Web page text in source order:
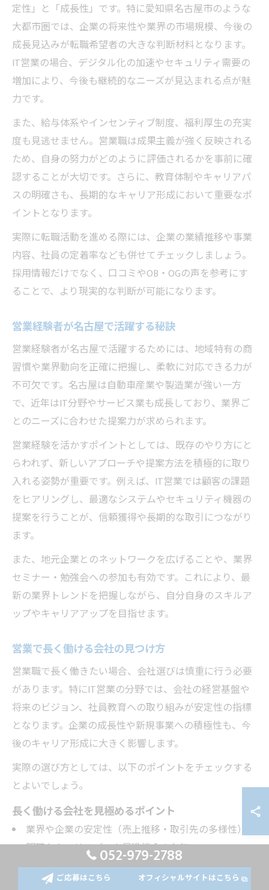
定性」と「成長性」です。特に愛知県名古屋市のような
大都市圏では、企業の将来性や業界の市場規模、今後の
成長見込みが転職希望者の大きな判断材料となります。
IT営業の場合、デジタル化の加速やセキュリティ需要の
増加により、今後も継続的なニーズが見込まれる点が魅
力です。
また、給与体系やインセンティブ制度、福利厚生の充実
度も見逃せません。営業職は成果主義が強く反映される
ため、自身の努力がどのように評価されるかを事前に確
認することが大切です。さらに、教育体制やキャリアパ
スの明確さも、長期的なキャリア形成において重要なポ
イントとなります。
実際に転職活動を進める際には、企業の業績推移や事業
内容、社員の定着率なども併せてチェックしましょう。
採用情報だけでなく、口コミやOB・OGの声を参考にす
ることで、より現実的な判断が可能になります。
営業経験者が名古屋で活躍する秘訣
営業経験者が名古屋で活躍するためには、地域特有の商
習慣や業界動向を正確に把握し、柔軟に対応できる力が
不可欠です。名古屋は自動車産業や製造業が強い一方
で、近年はIT分野やサービス業も成長しており、業界ご
とのニーズに合わせた提案力が求められます。
営業経験を活かすポイントとしては、既存のやり方にと
らわれず、新しいアプローチや提案方法を積極的に取り
入れる姿勢が重要です。例えば、IT営業では顧客の課題
をヒアリングし、最適なシステムやセキュリティ機器の
提案を行うことが、信頼獲得や長期的な取引につながり
ます。
また、地元企業とのネットワークを広げることや、業界
セミナー・勉強会への参加も有効です。これにより、最
新の業界トレンドを把握しながら、自分自身のスキルア
ップやキャリアアップを目指せます。
営業で長く働ける会社の見つけ方
営業職で長く働きたい場合、会社選びは慎重に行う必要
があります。特にIT営業の分野では、会社の経営基盤や
将来のビジョン、社員教育への取り組みが安定性の指標
となります。企業の成長性や新規事業への積極性も、今
後のキャリア形成に大きく影響します。
実際の選び方としては、以下のポイントをチェックする
とよいでしょう。
長く働ける会社を見極めるポイント
業界や企業の安定性（売上推移・取引先の多様性）
明確なキャリアパスや昇進機会の有無
教育・研修制度の充実度
ワークライフバランスや福利厚生の整備
052-979-2788
ご応募はこちら オフィシャルサイトはこちら